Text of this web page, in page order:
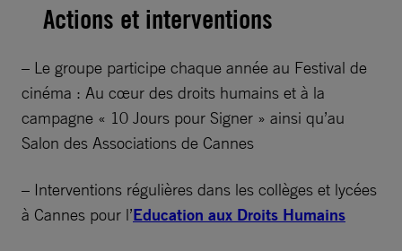
Actions et interventions
– Le groupe participe chaque année au Festival de
cinéma : Au cœur des droits humains et à la
campagne « 10 Jours pour Signer » ainsi qu’au
Salon des Associations de Cannes
– Interventions régulières dans les collèges et lycées
à Cannes pour l’Education aux Droits Humains